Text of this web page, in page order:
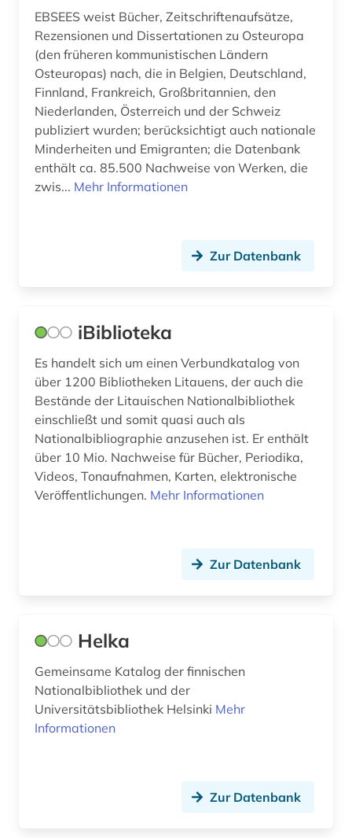
ngor-kloster (1)
niederdeutsch (1)
niederlande (7)
niederlandistik (2)
niedersachsen (1)
niederösterreich (2)
norwegen (8)
oberfranken (1)
oberösterreich (1)
online-katalog (1)
ostasien (2)
ostasienwissenschaft (1)
osteuropa (5)
pakistan (1)
EBSEES weist Bücher, Zeitschriftenaufsätze,
Rezensionen und Dissertationen zu Osteuropa
(den früheren kommunistischen Ländern
Osteuropas) nach, die in Belgien, Deutschland,
Finnland, Frankreich, Großbritannien, den
Niederlanden, Österreich und der Schweiz
publiziert wurden; berücksichtigt auch nationale
Minderheiten und Emigranten; die Datenbank
enthält ca. 85.500 Nachweise von Werken, die
zwis... Mehr Informationen
Zur Datenbank
iBiblioteka
Es handelt sich um einen Verbundkatalog von
über 1200 Bibliotheken Litauens, der auch die
Bestände der Litauischen Nationalbibliothek
einschließt und somit quasi auch als
Nationalbibliographie anzusehen ist. Er enthält
über 10 Mio. Nachweise für Bücher, Periodika,
Videos, Tonaufnahmen, Karten, elektronische
Veröffentlichungen. Mehr Informationen
Zur Datenbank
Helka
Gemeinsame Katalog der finnischen
Nationalbibliothek und der
Universitätsbibliothek Helsinki Mehr
Informationen
Zur Datenbank